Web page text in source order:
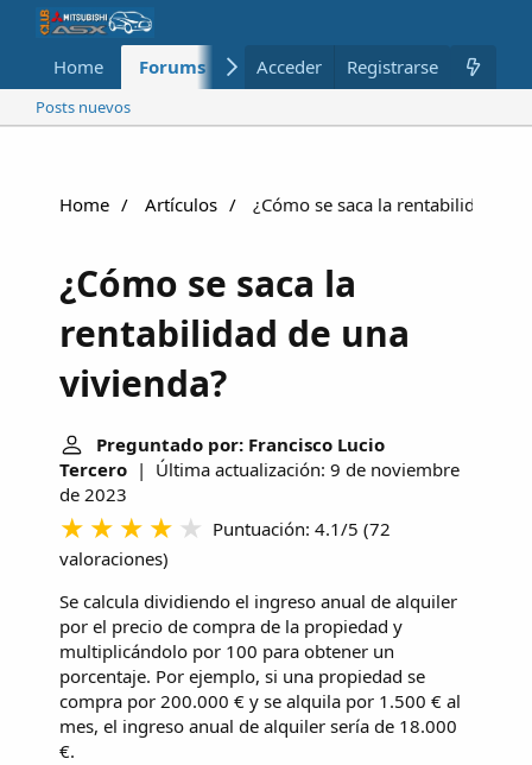
Home Forums Nuevo Miembros
Acceder Registrarse
Posts nuevos
Home Artículos ¿Cómo se saca la rentabilidad de
¿Cómo se saca la
rentabilidad de una
vivienda?
Preguntado por: Francisco Lucio
Tercero | Última actualización: 9 de noviembre
de 2023
Puntuación: 4.1/5 (72
valoraciones)
Se calcula dividiendo el ingreso anual de alquiler
por el precio de compra de la propiedad y
multiplicándolo por 100 para obtener un
porcentaje. Por ejemplo, si una propiedad se
compra por 200.000 € y se alquila por 1.500 € al
mes, el ingreso anual de alquiler sería de 18.000
€.